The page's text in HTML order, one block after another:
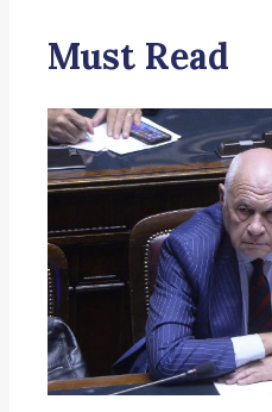
Must Read